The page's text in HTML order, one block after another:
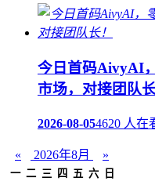
今日首码AivyAI
市场，对接团队长
2026-08-054620 人在
« 2026年8月 »
一 二 三 四 五 六 日